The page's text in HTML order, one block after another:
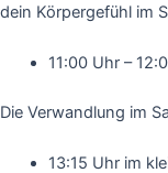
dein Körpergefühl im
11:00 Uhr –
Die Verwandlung im
13:15 Uhr im